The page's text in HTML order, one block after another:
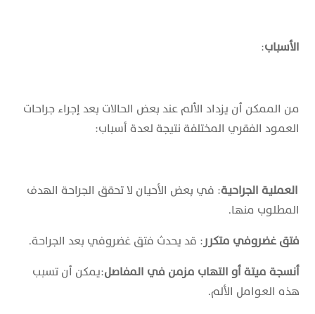
الأسباب:
من الممكن أن يزداد الألم عند بعض الحالات بعد إجراء جراحات
العمود الفقري المختلفة نتيجة لعدة أسباب:
العملية الجراحية: في بعض الأحيان لا تحقق الجراحة الهدف
المطلوب منها.
فتق غضروفي متكرر: قد يحدث فتق غضروفي بعد الجراحة.
أنسجة ميتة أو التهاب مزمن في المفاصل:يمكن أن تسبب
هذه العوامل الألم.